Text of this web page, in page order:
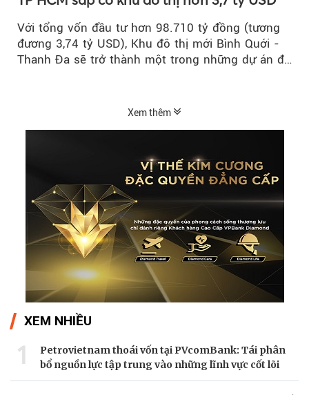
Với tổng vốn đầu tư hơn 98.710 tỷ đồng (tương
đương 3,74 tỷ USD), Khu đô thị mới Bình Quới -
Thanh Đa sẽ trở thành một trong những dự án đô
Xem thêm
XEM NHIỀU
1
Petrovietnam thoái vốn tại PVcomBank: Tái phân
bổ nguồn lực tập trung vào những lĩnh vực cốt lõi